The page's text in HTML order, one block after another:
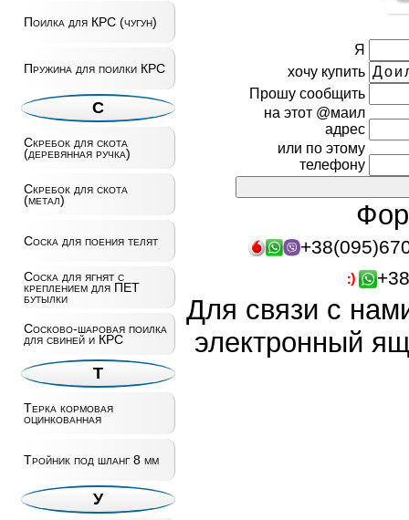
Поилка для КРС (чугун)
Пружина для поилки КРС
С
Скребок для скота
(деревянная ручка)
Скребок для скота
(метал)
Соска для поения телят
Соска для ягнят с
креплением для ПЕТ
бутылки
Сосково-шаровая поилка
для свиней и КРС
Т
Терка кормовая
оцинкованная
Тройник под шланг 8 мм
У
Я
хочу купить
Прошу сообщить
на этот @маил
адрес
или по этому
телефону
Для связи с
электронный